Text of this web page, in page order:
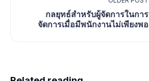
กลยุทธ์สำหรับผู้จัดการในการ
จัดการเมื่อมีพนักงานไม่เพียงพอ